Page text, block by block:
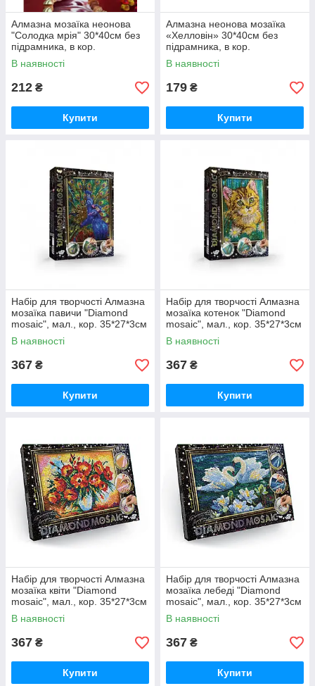
Алмазна мозаїка неонова
"Солодка мрія" 30*40см без
підрамника, в кор.
42*6,5*4см, ТМ Dreamtoys
В наявності
212 ₴
Купити
Алмазна неонова мозаїка
«Хелловін» 30*40см без
підрамника, в кор.
42*6,5*4см, ТМ Dreamtoys
В наявності
179 ₴
Купити
Набір для творчості Алмазна
мозаїка павичи "Diamond
mosaic", мал., кор. 35*27*3см
(10 шт.)
В наявності
367 ₴
Купити
Набір для творчості Алмазна
мозаїка котенок "Diamond
mosaic", мал., кор. 35*27*3см
(10 шт.)
В наявності
367 ₴
Купити
Набір для творчості Алмазна
мозаїка квіти "Diamond
mosaic", мал., кор. 35*27*3см
(10 шт.)
В наявності
367 ₴
Купити
Набір для творчості Алмазна
мозаїка лебеді "Diamond
mosaic", мал., кор. 35*27*3см
(10 шт.)
В наявності
367 ₴
Купити